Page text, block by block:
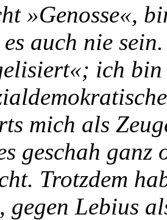
»Genosse«,
es auch nie
ich
mich als
geschah ganz
Trotzdem
gegen Lebius